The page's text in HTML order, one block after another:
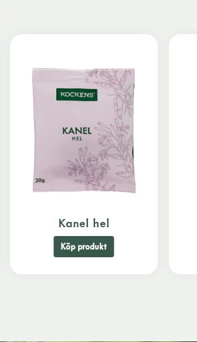
Kanel hel
Köp produkt